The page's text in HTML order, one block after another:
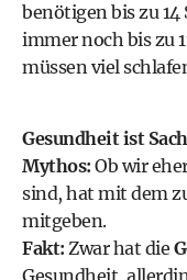
benötigen bis zu
immer noch bis zu
müssen viel
Gesundheit ist
Mythos: Ob wir
sind, hat mit dem
mitgeben.
Fakt: Zwar hat die